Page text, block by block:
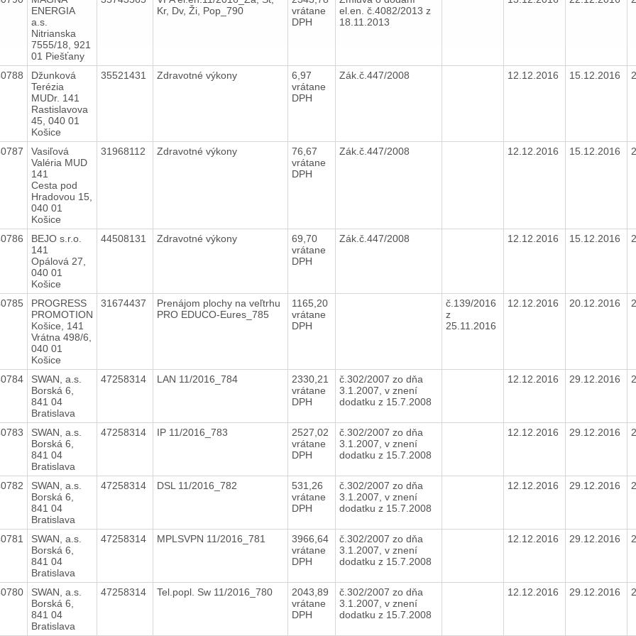
ENERGIA
a.s.
Nitrianska
7555/18, 921
01 Piešťany
Kr, Dv, Ži, Pop_790
vrátane
DPH
el.en. č.4082/2013 z
18.11.2013
Džunková
Terézia
MUDr. 141
Rastislavova
45, 040 01
Košice
35521431 Zdravotné výkony
6,97
vrátane
DPH
Zák.č.447/2008 12.12.2016 15.12.2016
Vasiľová
Valéria MUD
141
Cesta pod
Hradovou 15,
040 01
Košice
31968112 Zdravotné výkony
76,67
vrátane
DPH
Zák.č.447/2008 12.12.2016 15.12.2016
BEJO s.r.o.
141
Opálová 27,
040 01
Košice
44508131 Zdravotné výkony
69,70
vrátane
DPH
Zák.č.447/2008 12.12.2016 15.12.2016
PROGRESS
PROMOTION
Košice, 141
Vrátna 498/6,
040 01
Košice
31674437
Prenájom plochy na veľtrhu
PRO EDUCO-Eures_785
1165,20
vrátane
DPH
č.139/2016
z
25.11.2016
12.12.2016 20.12.2016
SWAN, a.s.
Borská 6,
841 04
Bratislava
47258314 LAN 11/2016_784
2330,21
vrátane
DPH
č.302/2007 zo dňa
3.1.2007, v znení
dodatku z 15.7.2008
12.12.2016 29.12.2016
SWAN, a.s.
Borská 6,
841 04
Bratislava
47258314 IP 11/2016_783
2527,02
vrátane
DPH
č.302/2007 zo dňa
3.1.2007, v znení
dodatku z 15.7.2008
12.12.2016 29.12.2016
SWAN, a.s.
Borská 6,
841 04
Bratislava
47258314 DSL 11/2016_782
531,26
vrátane
DPH
č.302/2007 zo dňa
3.1.2007, v znení
dodatku z 15.7.2008
12.12.2016 29.12.2016
SWAN, a.s.
Borská 6,
841 04
Bratislava
47258314 MPLSVPN 11/2016_781
3966,64
vrátane
DPH
č.302/2007 zo dňa
3.1.2007, v znení
dodatku z 15.7.2008
12.12.2016 29.12.2016
SWAN, a.s.
Borská 6,
841 04
Bratislava
47258314 Tel.popl. Sw 11/2016_780
2043,89
vrátane
DPH
č.302/2007 zo dňa
3.1.2007, v znení
dodatku z 15.7.2008
12.12.2016 29.12.2016